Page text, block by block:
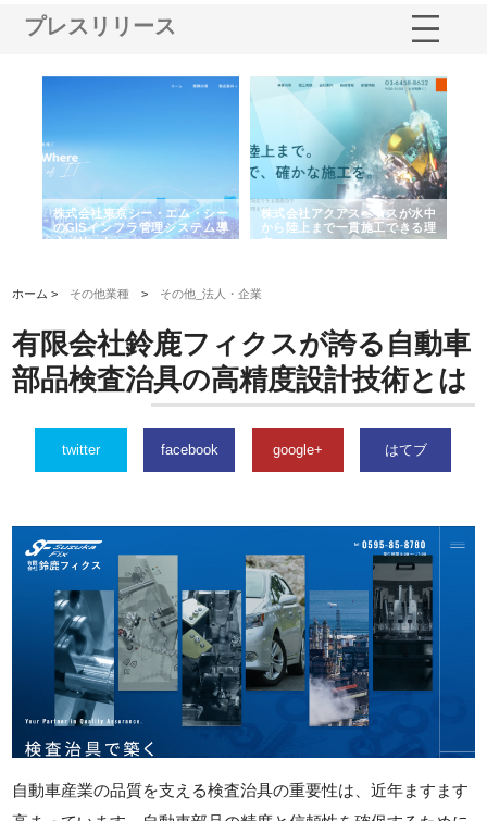
プレスリリース
株式会社東京シー・エム・シー
のGISインフラ管理システム導
入メリット
株式会社アクアスペースが水中
から陸上まで一貫施工できる理
由
ホーム > その他業種 > その他_法人・企業
有限会社鈴鹿フィクスが誇る自動車
部品検査治具の高精度設計技術とは
twitter facebook google+ はてブ
自動車産業の品質を支える検査治具の重要性は、近年ますます